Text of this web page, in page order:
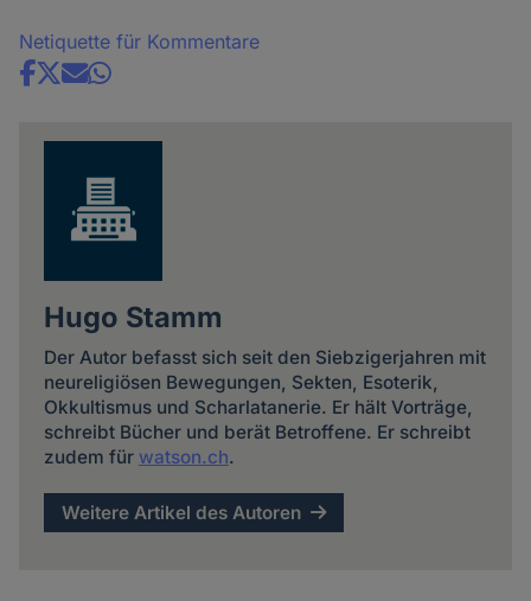
Netiquette für Kommentare
Share
Hugo Stamm
Der Autor befasst sich seit den Siebzigerjahren mit
neureligiösen Bewegungen, Sekten, Esoterik,
Okkultismus und Scharlatanerie. Er hält Vorträge,
schreibt Bücher und berät Betroffene. Er schreibt
zudem für watson.ch.
Weitere Artikel des Autoren